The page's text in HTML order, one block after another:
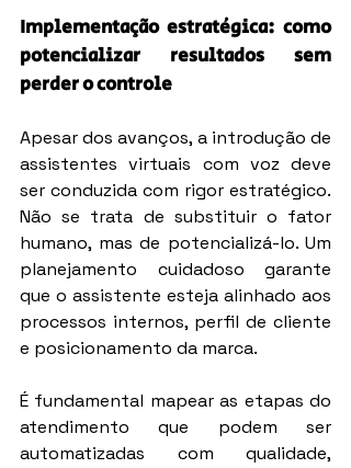
Implementação estratégica: como
potencializar resultados sem
perder o controle
Apesar dos avanços, a introdução de
assistentes virtuais com voz deve
ser conduzida com rigor estratégico.
Não se trata de substituir o fator
humano, mas de potencializá-lo. Um
planejamento cuidadoso garante
que o assistente esteja alinhado aos
processos internos, perfil de cliente
e posicionamento da marca.
É fundamental mapear as etapas do
atendimento que podem ser
automatizadas com qualidade,